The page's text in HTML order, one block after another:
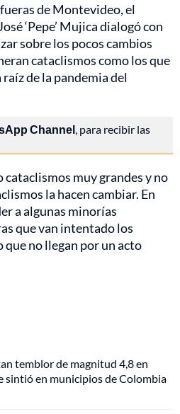
de Montevideo, el
‘Pepe’ Mujica dialogó con
sobre los pocos cambios
cataclismos como los que
de la pandemia del
Channel , para recibir las
cataclismos muy grandes y no
la hacen cambiar. En
a algunas minorías
que van intentado los
no llegan por un acto
temblor de magnitud 4,8 en
sintió en municipios de Colombia